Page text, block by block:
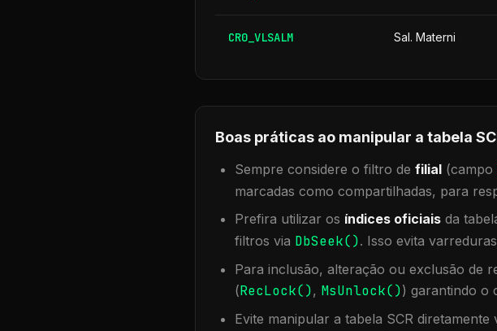
CR0_VLSALM Sal. Materni
Boas práticas ao manipular a tabela
Sempre considere o filtro de filial (campo
marcadas como compartilhadas, para
Prefira utilizar os índices oficiais da
filtros via DbSeek(). Isso evita
Para inclusão, alteração ou exclusão de
(RecLock(), MsUnlock()) garantindo o
Evite manipular a tabela SCR diretamente